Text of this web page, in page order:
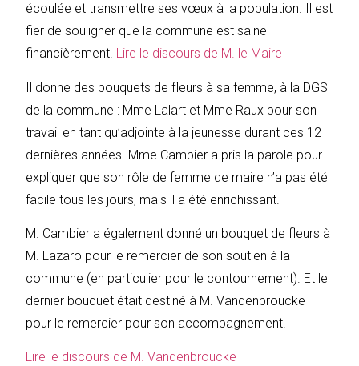
écoulée et transmettre ses vœux à la population. Il est
fier de souligner que la commune est saine
financièrement. Lire le discours de M. le Maire
Il donne des bouquets de fleurs à sa femme, à la DGS
de la commune : Mme Lalart et Mme Raux pour son
travail en tant qu’adjointe à la jeunesse durant ces 12
dernières années. Mme Cambier a pris la parole pour
expliquer que son rôle de femme de maire n’a pas été
facile tous les jours, mais il a été enrichissant.
M. Cambier a également donné un bouquet de fleurs à
M. Lazaro pour le remercier de son soutien à la
commune (en particulier pour le contournement). Et le
dernier bouquet était destiné à M. Vandenbroucke
pour le remercier pour son accompagnement.
Lire le discours de M. Vandenbroucke